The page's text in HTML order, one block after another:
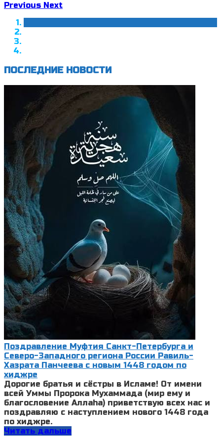
Previous Next
ПОСЛЕДНИЕ НОВОСТИ
Поздравление Муфтия Санкт-Петербурга и
Северо-Западного региона России Равиль-
Хазрата Панчеева с новым 1448 годом по
хиджре
Дорогие братья и сёстры в Исламе! От имени
всей Уммы Пророка Мухаммада (мир ему и
благословение Аллаhа) приветствую всех нас и
поздравляю с наступлением нового 1448 года
по хиджре.
Читать дальше